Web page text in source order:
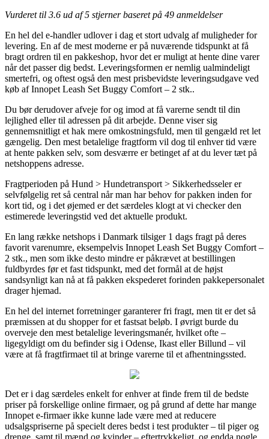
Vurderet til 3.6 ud af 5 stjerner baseret på 49 anmeldelser
En hel del e-handler udlover i dag et stort udvalg af muligheder for
levering. En af de mest moderne er på nuværende tidspunkt at få
bragt ordren til en pakkeshop, hvor det er muligt at hente dine varer
når det passer dig bedst. Leveringsformen er nemlig ualmindeligt
smertefri, og oftest også den mest prisbevidste leveringsudgave ved
køb af Innopet Leash Set Buggy Comfort – 2 stk..
Du bør derudover afveje for og imod at få varerne sendt til din
lejlighed eller til adressen på dit arbejde. Denne viser sig
gennemsnitligt et hak mere omkostningsfuld, men til gengæld ret let
gængelig. Den mest betalelige fragtform vil dog til enhver tid være
at hente pakken selv, som desværre er betinget af at du lever tæt på
netshoppens adresse.
Fragtperioden på Hund > Hundetransport > Sikkerhedsseler er
selvfølgelig ret så central når man har behov for pakken inden for
kort tid, og i det øjemed er det særdeles klogt at vi checker den
estimerede leveringstid ved det aktuelle produkt.
En lang række netshops i Danmark tilsiger 1 dags fragt på deres
favorit varenumre, eksempelvis Innopet Leash Set Buggy Comfort –
2 stk., men som ikke desto mindre er påkrævet at bestillingen
fuldbyrdes før et fast tidspunkt, med det formål at de højst
sandsynligt kan nå at få pakken ekspederet forinden pakkepersonalet
drager hjemad.
En hel del internet forretninger garanterer fri fragt, men tit er det så
præmissen at du shopper for et fastsat beløb. I øvrigt burde du
overveje den mest betalelige leveringsmanér, hvilket ofte –
ligegyldigt om du befinder sig i Odense, Ikast eller Billund – vil
være at få fragtfirmaet til at bringe varerne til et afhentningssted.
Det er i dag særdeles enkelt for enhver at finde frem til de bedste
priser på forskellige online firmaer, og på grund af dette har mange
Innopet e-firmaer ikke kunne lade være med at reducere
udsalgspriserne på specielt deres bedst i test produkter – til piger og
drenge, samt til mænd og kvinder – eftertrykkeligt, og endda nogle